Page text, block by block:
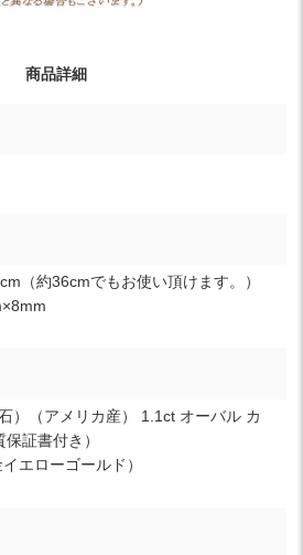
商品詳細
（約36cmでもお使い頂けます。）
）（アメリカ産） 1.1ct オーバル カ
証書付き）
エローゴールド）